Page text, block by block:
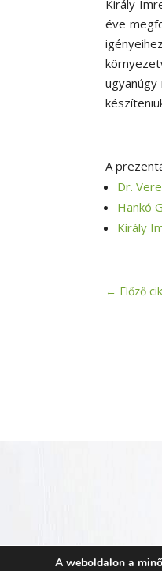
Király
éve
ugyanúgy
A
Dr.
Hankó
Király
← Előző
A weboldalon a